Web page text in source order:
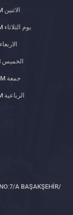
-------------------------------------9.00AM to 7.00PM الاثنين
-------------------------------------9.00AM to 7.00PM يوم الثلاثاء
-----------------------------------9.00AM to 7.00PM الاربعاء
------------------------------------9.00AM to 7.00PM الخميس
--------------------------------------9.00AM to 7.00PM جمعة
-------------------------------------9.00AM to 7.00PM الرباعية
A BAŞAKŞEHİR/